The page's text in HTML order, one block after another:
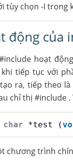
tùy chọn -I trong
động của
hoạt
tiếp tục với
ra, tiếp theo
chỉ thị #include
char *test (
chương trình